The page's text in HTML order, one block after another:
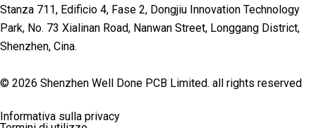
Stanza 711, Edificio 4, Fase 2, Dongjiu Innovation Technology
Park, No. 73 Xialinan Road, Nanwan Street, Longgang District,
Shenzhen, Cina.
© 2026 Shenzhen Well Done PCB Limited. all rights reserved
Informativa sulla privacy